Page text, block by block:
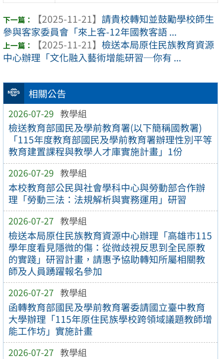
相關公告
2026-07-29 教學組
檢送教育部國民及學前教育署(以下簡稱國教署)
「115年度教育部國民及學前教育署辦理性別平等
教育建置課程與教學人才庫實施計畫」1份
2026-07-29 教學組
本校教育部公民與社會學科中心與勞動部合作辦
理「勞動三法：法規解析與實務運用」研習
2026-07-27 教學組
檢送本局原住民族教育資源中心辦理「高雄市115
學年度看見隱微的傷：從微歧視反思到全民原教
的實踐」研習計畫，請惠予協助轉知所屬相關教
師及人員踴躍報名參加
2026-07-27 教學組
函轉教育部國民及學前教育署委請國立臺中教育
大學辦理「115年原住民族學校跨領域議題教師增
能工作坊」實施計畫
2026-07-27 教學組
【2025-11-21】 請貴校轉知並鼓勵學校師生
參與客家委員會「來上客-12年國教客語 ...
【2025-11-21】 檢送本局原住民族教育資源
中心辦理「文化融入藝術增能研習─你有 ...